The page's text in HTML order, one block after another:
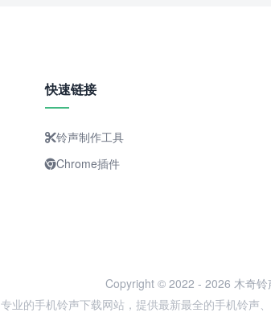
快速链接
铃声制作工具
Chrome插件
Copyright © 2022 - 2026 木奇铃
专业的手机铃声下载网站，提供最新最全的手机铃声